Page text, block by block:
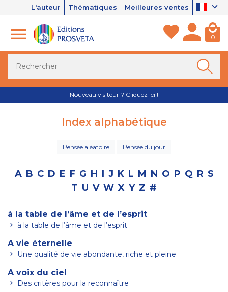
L'auteur Thématiques Meilleures ventes
0
Nouveau visiteur ? Cliquez ici !
Index alphabétique
Pensée aléatoire Pensée du jour
A B C D E F G H I J K L M N O P Q R S
T U V W X Y Z #
à la table de l’âme et de l’esprit
à la table de l’âme et de l’esprit
A vie éternelle
Une qualité de vie abondante, riche et pleine
A voix du ciel
Des critères pour la reconnaître